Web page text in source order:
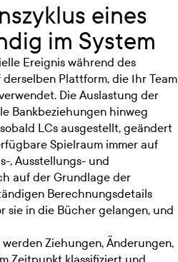
eines
im System
Ereignis während des
Plattform, die Ihr Team
Die Auslastung der
Bankbeziehungen hinweg
LCs ausgestellt, geändert
Spielraum immer auf
, Ausstellungs- und
auf der Grundlage der
Berechnungsdetails
sie in die Bücher gelangen, und
Ziehungen, Änderungen,
Zeitpunkt klassifiziert und